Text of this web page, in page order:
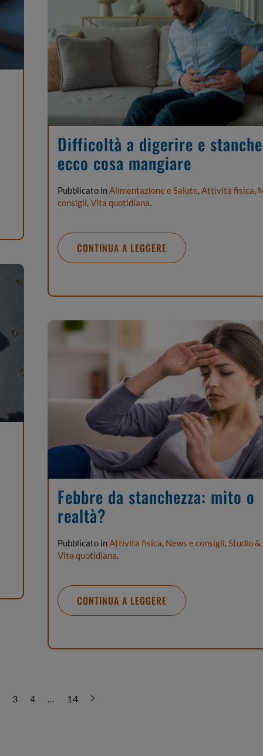
Difficoltà a digerire e
ecco cosa mangiare
Pubblicato in Alimentazione e Salute Attività fisica
consigli Vita quotidiana
CONTINUA A LEGGERE
Febbre da stanchezza: mito o
realtà?
Pubblicato inAttività fisica, News e consigli,Studio
Vita quotidiana.
CONTINUA A LEGGERE
3 4 14